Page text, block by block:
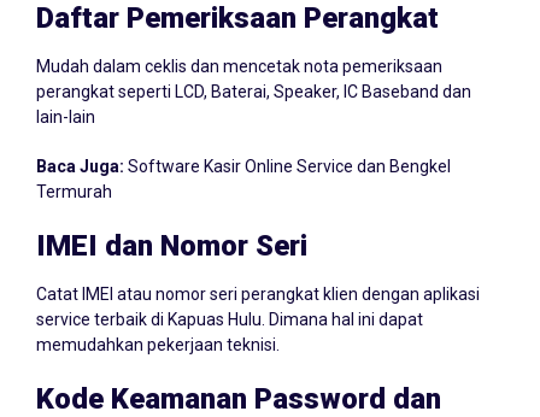
Daftar Pemeriksaan Perangkat
Mudah dalam ceklis dan mencetak nota pemeriksaan
perangkat seperti LCD, Baterai, Speaker, IC Baseband dan
lain-lain
Baca Juga: Software Kasir Online Service dan Bengkel
Termurah
IMEI dan Nomor Seri
Catat IMEI atau nomor seri perangkat klien dengan aplikasi
service terbaik di Kapuas Hulu. Dimana hal ini dapat
memudahkan pekerjaan teknisi.
Kode Keamanan Password dan